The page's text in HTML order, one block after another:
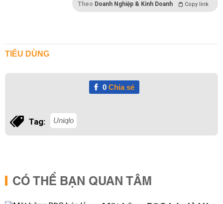
Theo Doanh Nghiệp & Kinh Doanh Copy link
TIÊU DÙNG
0Chia sẻ
Tag: Uniqlo
CÓ THỂ BẠN QUAN TÂM